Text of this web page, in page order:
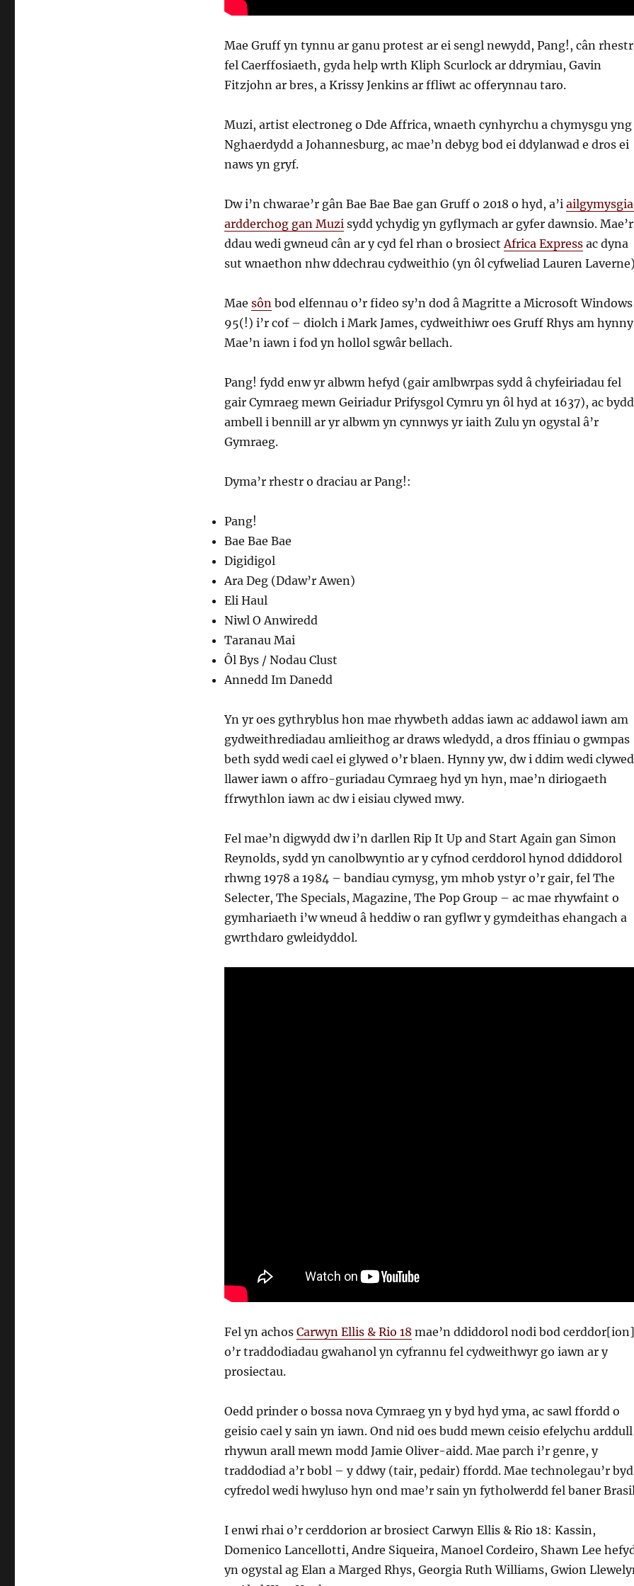
Mae Gruff yn tynnu ar ganu protest ar ei sengl newydd, Pang!, cân rhestr
fel Caerffosiaeth, gyda help wrth Kliph Scurlock ar ddrymiau, Gavin
Fitzjohn ar bres, a Krissy Jenkins ar ffliwt ac offerynnau taro.
Muzi, artist electroneg o Dde Affrica, wnaeth cynhyrchu a chymysgu yng
Nghaerdydd a Johannesburg, ac mae’n debyg bod ei ddylanwad e dros ei
naws yn gryf.
Dw i’n chwarae’r gân Bae Bae Bae gan Gruff o 2018 o hyd, a’i
ardderchog gan Muzisydd ychydig yn gyflymach ar gyfer dawnsio. Mae’r
ddau wedi gwneud cân ar y cyd fel rhan o brosiectAfrica Expressac dyna
sut wnaethon nhw ddechrau cydweithio (yn ôl cyfweliad Lauren
Mae sônbod elfennau o’r fideo sy’n dod â Magritte a Microsoft Windows
95(!) i’r cof – diolch i Mark James, cydweithiwr oes Gruff Rhys am
Mae’n iawn i fod yn hollol sgwâr bellach.
Pang! fydd enw yr albwm hefyd (gair amlbwrpas sydd â chyfeiriadau fel
gair Cymraeg mewn Geiriadur Prifysgol Cymru yn ôl hyd at 1637), ac bydd
ambell i bennill ar yr albwm yn cynnwys yr iaith Zulu yn ogystal â’r
Gymraeg.
Dyma’r rhestr o draciau ar Pang!:
Pang!
Bae Bae Bae
Digidigol
Ara Deg (Ddaw’r Awen)
Eli Haul
Niwl O Anwiredd
Taranau Mai
Ôl Bys / Nodau Clust
Annedd Im Danedd
Yn yr oes gythryblus hon mae rhywbeth addas iawn ac addawol iawn am
gydweithrediadau amlieithog ar draws wledydd, a dros ffiniau o gwmpas
beth sydd wedi cael ei glywed o’r blaen. Hynny yw, dw i ddim wedi clywed
llawer iawn o affro-guriadau Cymraeg hyd yn hyn, mae’n diriogaeth
ffrwythlon iawn ac dw i eisiau clywed mwy.
Fel mae’n digwydd dw i’n darllen Rip It Up and Start Again gan Simon
Reynolds, sydd yn canolbwyntio ar y cyfnod cerddorol hynod ddiddorol
rhwng 1978 a 1984 – bandiau cymysg, ym mhob ystyr o’r gair, fel The
Selecter, The Specials, Magazine, The Pop Group – ac mae rhywfaint o
gymhariaeth i’w wneud â heddiw o ran gyflwr y gymdeithas ehangach a
gwrthdaro gwleidyddol.
Fel yn achos Carwyn Ellis & Rio 18 mae’n ddiddorol nodi bod cerddor[ion]
o’r traddodiadau gwahanol yn cyfrannu fel cydweithwyr go iawn ar y
prosiectau.
Oedd prinder o bossa nova Cymraeg yn y byd hyd yma, ac sawl ffordd o
geisio cael y sain yn iawn. Ond nid oes budd mewn ceisio efelychu arddull
rhywun arall mewn modd Jamie Oliver-aidd. Mae parch i’r genre, y
traddodiad a’r bobl – y ddwy (tair, pedair) ffordd. Mae technolegau’r byd
cyfredol wedi hwyluso hyn ond mae’r sain yn fytholwerdd fel baner
I enwi rhai o’r cerddorion ar brosiect Carwyn Ellis & Rio 18: Kassin,
Domenico Lancellotti, Andre Siqueira, Manoel Cordeiro, Shawn Lee
yn ogystal ag Elan a Marged Rhys, Georgia Ruth Williams, Gwion